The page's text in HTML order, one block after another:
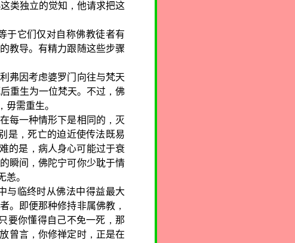
类独立的觉知 ， 他请求把这
于它们仅对自称佛教徒者有
教导。有精力跟随这些步骤
弗因考虑婆罗门向往与梵天
重生为一位梵天。不过 ， 佛
， 毋需重生。
每一种情形下是相同的 ， 灭
是 ，死亡的迫近使传法既易
难的是 ， 病人身心可能过于衰
瞬间 ，佛陀宁可你少耽于情
恙。
与临终时从佛法中得益最大
。即便那种修持非属佛教 ，
只要你懂得自己不免一死 ， 那
曾言，你修禅定时， 正是在